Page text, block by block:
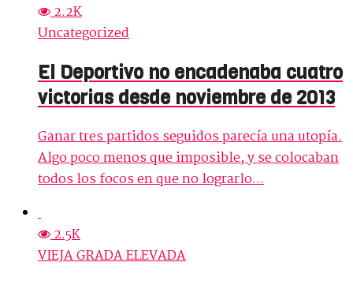
2.2K
Uncategorized
El Deportivo no encadenaba cuatro
victorias desde noviembre de 2013
Ganar tres partidos seguidos parecía una utopía.
Algo poco menos que imposible, y se colocaban
todos los focos en que no lograrlo...
2.5K
VIEJA GRADA ELEVADA